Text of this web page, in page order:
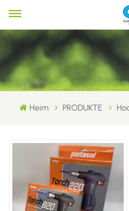
Heim PRODUKTE